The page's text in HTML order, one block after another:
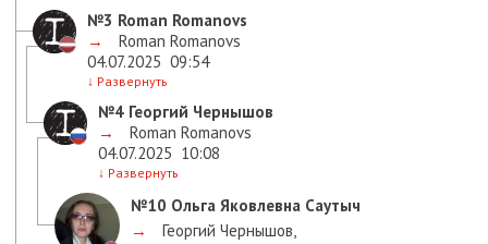
№3 Roman Romanovs
→
Roman Romanovs
04.07.2025 09:54
↓ Развернуть
№4 Георгий Чернышов
→
Roman Romanovs
04.07.2025 10:08
↓ Развернуть
№10 Ольга Яковлевна Саутыч
→
Георгий Чернышов,